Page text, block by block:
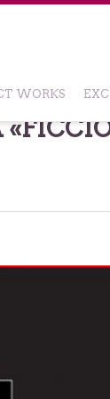
WORKS